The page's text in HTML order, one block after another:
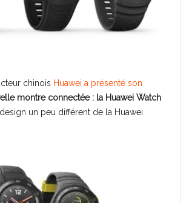
chinois Huawei a présenté son
montre connectée : la Huawei Watch
un peu différent de la Huawei